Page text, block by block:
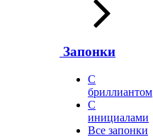
Запонки
С
бриллиантом
С
инициалами
Все запонки